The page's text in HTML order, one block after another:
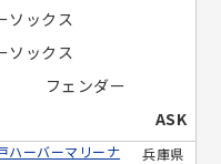
ソックス
ソックス
フェンダー
ASK
兵庫県
ハーバーマリーナ